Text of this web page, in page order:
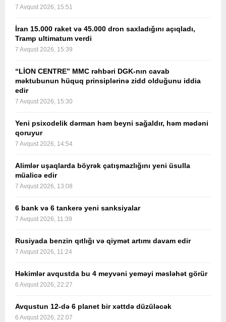
7 Avqust 2026, 15:51
İran 15.000 raket və 45.000 dron saxladığını açıqladı,
Tramp ultimatum verdi
7 Avqust 2026, 15:39
“LİON CENTRE” MMC rəhbəri DGK-nın cavab
məktubunun hüquq prinsiplərinə zidd olduğunu iddia
edir
7 Avqust 2026, 15:30
Yeni psixodelik dərman həm beyni sağaldır, həm mədəni
qoruyur
7 Avqust 2026, 14:54
Alimlər uşaqlarda böyrək çatışmazlığını yeni üsulla
müalicə edir
7 Avqust 2026, 13:08
6 bank və 6 tankerə yeni sanksiyalar
7 Avqust 2026, 11:39
Rusiyada benzin qıtlığı və qiymət artımı davam edir
7 Avqust 2026, 11:24
Həkimlər avqustda bu 4 meyvəni yeməyi məsləhət görür
6 Avqust 2026, 22:27
Avqustun 12-də 6 planet bir xəttdə düzüləcək
6 Avqust 2026, 22:07